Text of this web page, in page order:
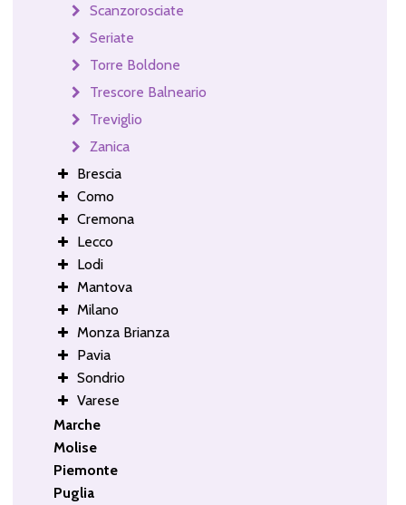
Scanzorosciate
Seriate
Torre Boldone
Trescore Balneario
Treviglio
Zanica
Brescia
Como
Cremona
Lecco
Lodi
Mantova
Milano
Monza Brianza
Pavia
Sondrio
Varese
Marche
Molise
Piemonte
Puglia